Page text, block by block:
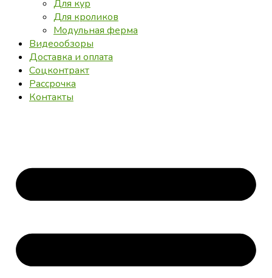
Для кур
Для кроликов
Модульная ферма
Видеообзоры
Доставка и оплата
Соцконтракт
Рассрочка
Контакты